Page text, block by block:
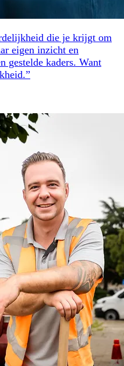
die je krijgt om
eigen inzicht en
gestelde kaders. Want